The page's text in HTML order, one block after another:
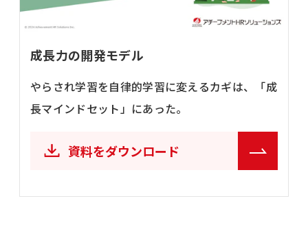
成長力の開発モデル
やらされ学習を自律的学習に変えるカギは、「成
長マインドセット」にあった。
資料をダウンロード